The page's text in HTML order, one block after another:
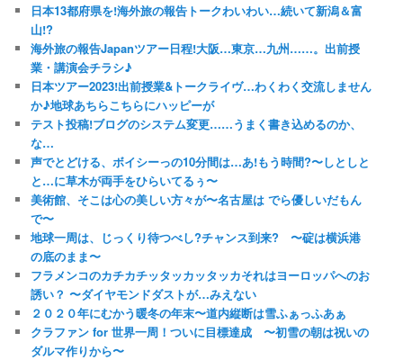
日本13都府県を!海外旅の報告トークわいわい…続いて新潟＆富
山!?
海外旅の報告Japanツアー日程!大阪…東京…九州……。出前授
業・講演会チラシ♪
日本ツアー2023!出前授業&トークライヴ…わくわく交流しません
か♪地球あちらこちらにハッピーが
テスト投稿!ブログのシステム変更……うまく書き込めるのか、
な…
声でとどける、ボイシーっの10分間は…あ!もう時間?〜しとしと
と…に草木が両手をひらいてるぅ〜
美術館、そこは心の美しい方々が〜名古屋は でら優しいだもん
で〜
地球一周は、じっくり待つべし?チャンス到来? 〜碇は横浜港
の底のまま〜
フラメンコのカチカチッタッカッタッカそれはヨーロッパへのお
誘い？ 〜ダイヤモンドダストが…みえない
２０２０年にむかう暖冬の年末〜道内縦断は雪ふぁっふあぁ
クラファン for 世界一周！ついに目標達成 〜初雪の朝は祝いの
ダルマ作りから〜